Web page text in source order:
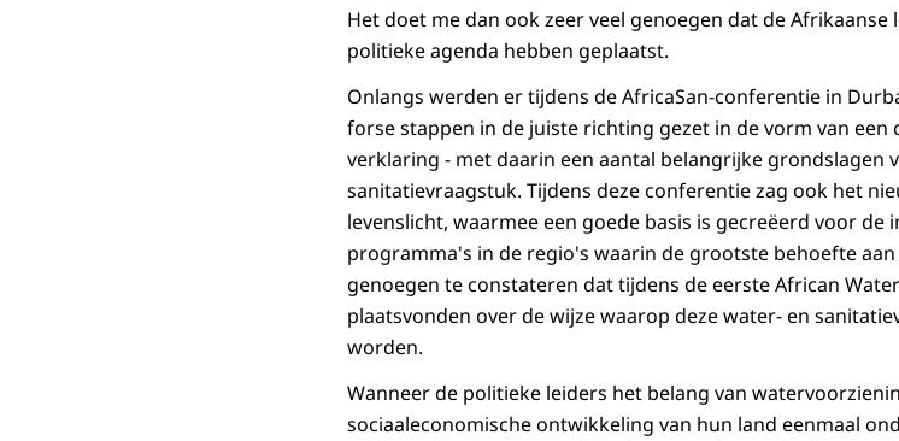
Het doet me dan ook zeer veel genoegen dat de
politieke agenda hebben geplaatst.
Onlangs werden er tijdens de AfricaSan-conferentie in
forse stappen in de juiste richting gezet in de vorm van een
verklaring - met daarin een aantal belangrijke grondslagen
sanitatievraagstuk. Tijdens deze conferentie zag ook het
levenslicht, waarmee een goede basis is gecreëerd voor
programma's in de regio's waarin de grootste behoefte aan
genoegen te constateren dat tijdens de eerste African
plaatsvonden over de wijze waarop deze water- en
worden.
Wanneer de politieke leiders het belang van
sociaaleconomische ontwikkeling van hun land eenmaal